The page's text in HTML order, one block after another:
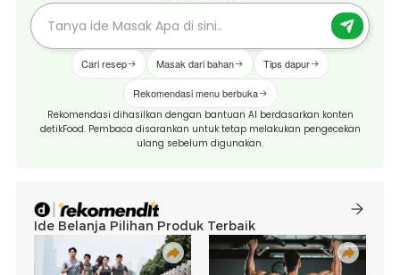
Cari resep Masak dari bahan Tips dapur
Rekomendasi menu berbuka
Rekomendasi dihasilkan dengan bantuan AI berdasarkan konten
detikFood. Pembaca disarankan untuk tetap melakukan pengecekan
ulang sebelum digunakan.